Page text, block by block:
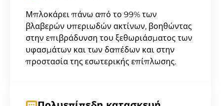
Μπλοκάρει πάνω από το 99% των
βλαβερών υπεριωδών ακτίνων, βοηθώντας
στην επιβράδυνση του ξεθωριάσματος των
υφασμάτων και των δαπέδων και στην
προστασία της εσωτερικής επίπλωσης.